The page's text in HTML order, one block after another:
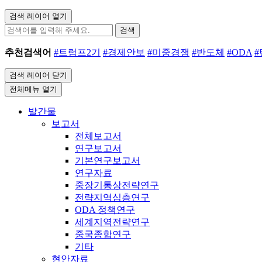
검색 레이어 열기
검색
추천검색어 #트럼프2기 #경제안보 #미중경쟁 #반도체 #ODA #
검색 레이어 닫기
전체메뉴 열기
발간물
보고서
전체보고서
연구보고서
기본연구보고서
연구자료
중장기통상전략연구
전략지역심층연구
ODA 정책연구
세계지역전략연구
중국종합연구
기타
현안자료